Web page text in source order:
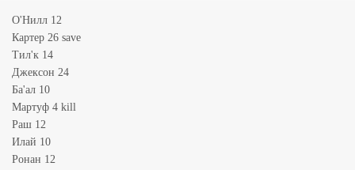
О'Нилл 12
Картер 26 save
Тил'к 14
Джексон 24
Ба'ал 10
Мартуф 4 kill
Раш 12
Илай 10
Ронан 12